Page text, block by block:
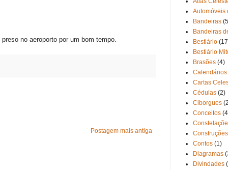
no aeroporto por um bom tempo.
Postagem mais antiga
Automóveis
Bandeiras
Bandeiras
Bestiário
Bestiário
Brasões (4)
Calendários
Cartas
Cédulas (2)
Ciborgues
Conceitos
Construções
Contos (1)
Diagramas
Divindades